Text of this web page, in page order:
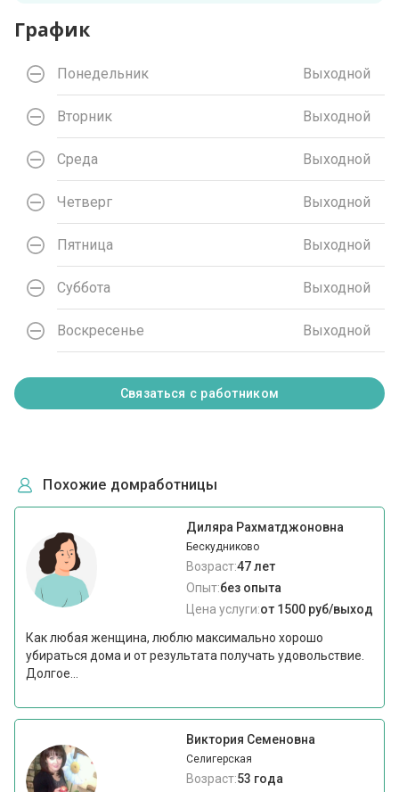
График
Понедельник Выходной
Вторник Выходной
Среда Выходной
Четверг Выходной
Пятница Выходной
Суббота Выходной
Воскресенье Выходной
Связаться с работником
Похожие домработницы
Диляра Рахматджоновна
Бескудниково
Возраст:47 лет
Опыт:без опыта
Цена услуги:от 1500 руб/выход
Как любая женщина, люблю максимально хорошо
убираться дома и от результата получать удовольствие.
Долгое...
Виктория Семеновна
Селигерская
Возраст:53 года